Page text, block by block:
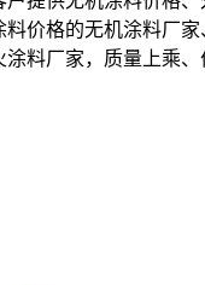
价格的无机涂料厂家
涂料厂家，质量上乘